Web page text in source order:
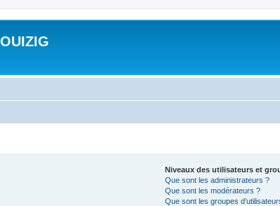
Niveaux des utilisateurs et
Que sont les administrateurs ?
Que sont les modérateurs ?
Que sont les groupes